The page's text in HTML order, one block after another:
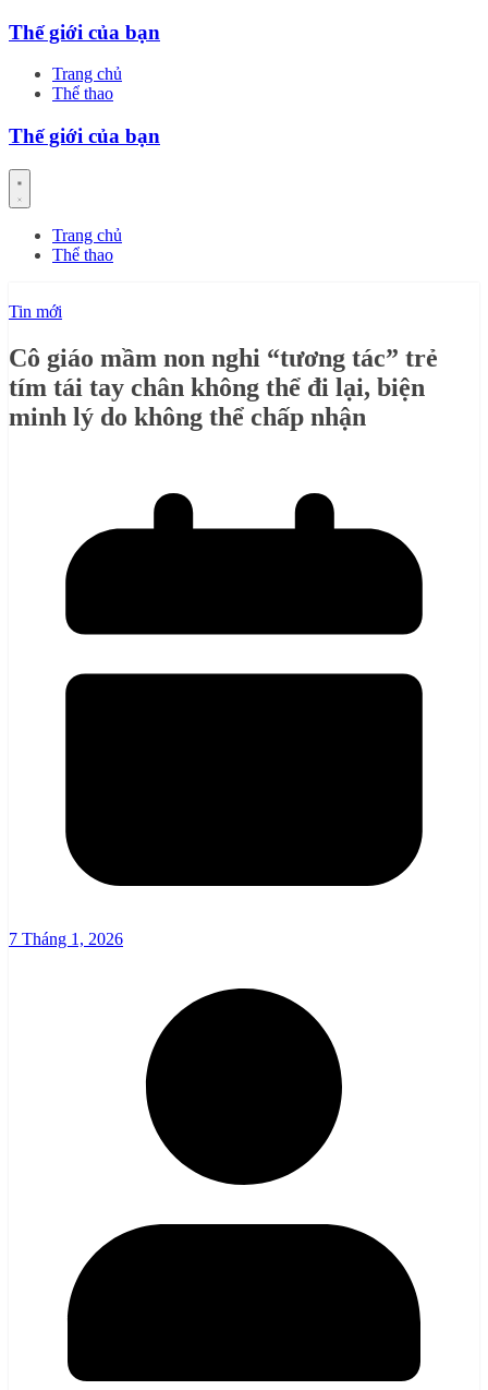
Skip
content
Thế giới của bạn
Trang chủ
Thể thao
Thế giới của bạn
Trang chủ
Thể thao
Tin mới
Cô giáo mầm non nghi “tương tác” trẻ
tím tái tay chân không thể đi lại, biện
minh lý do không thể chấp nhận
7 Tháng 1, 2026